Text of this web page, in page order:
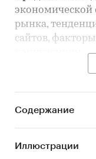
экономической
рынка,
сайтов,
Анализ и
сегментов.
развития рынка
Содержание
Иллюстрации